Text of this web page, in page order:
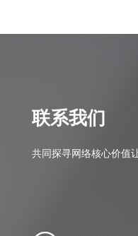
联系我们
共同探寻网络核心价值